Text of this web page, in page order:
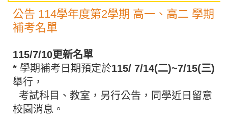
公告 114學年度第2學期 高一、高二 學期
補考名單
115/7/10更新名單
* 學期補考日期預定於115/ 7/14(二)~7/15(三)
舉行，
考試科目、教室，另行公告，同學近日留意
校園消息。